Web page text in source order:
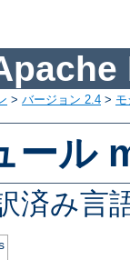
> バージョン 2.4 >
ール
済み言